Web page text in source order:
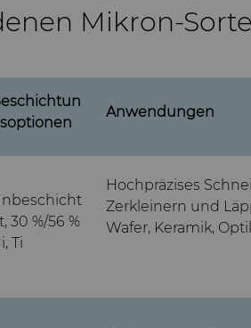
Mikron-
Anwendungen
30 %/56 %
Ti
Hochpräzises
Zerkleinern und
Wafer, Keramik,